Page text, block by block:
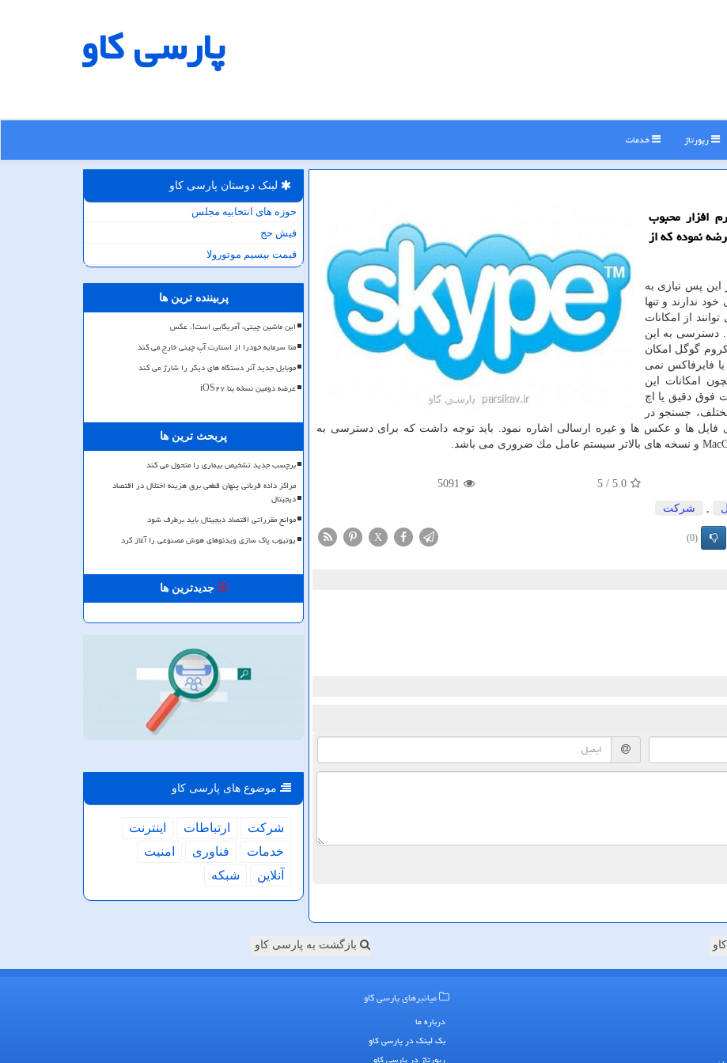
پارسی كاو
رپورتاژ خدمات
افزار محبوب
نموده كه از
این پس نیازی به
ندارند و تنها
از امكانات
دسترسی به این
كروم گوگل امكان
یا فایرفاكس نمی
امكانات این
فوق دقیق یا اچ
جستجو در
فایل ها و عكس ها و غیره ارسالی اشاره نمود. باید توجه داشت كه برای دسترسی به
5.0
/ 5
5091
شركت
(0)
X
لینک دوستان پارسی كاو
حوزه های انتخابیه مجلس
فیش حج
قیمت بیسیم موتورولا
پربیننده ترین ها
این ماشین چینی، آمریکایی است!، عکس
متا سرمایه خودرا از استارت آپ چینی خارج می کند
موبایل جدید آنر دستگاه های دیگر را شارژ می کند
عرضه دومین نسخه بتا iOS۲۷
پربحث ترین ها
برچسب جدید تشخیص بیماری را متحول می کند
مراکز داده قربانی پنهان قطعی برق هزینه اختلال در اقتصاد
دیجیتال
موانع مقرراتی اقتصاد دیجیتال باید برطرف شود
یوتیوب پاک سازی ویدئوهای هوش مصنوعی را آغاز کرد
جدیدترین ها
موضوع های پارسی كاو
شركت ارتباطات
اینترنت
خدمات
فناوری
امنیت
آنلاین
شبكه
بازگشت به پارسی کاو
میانبرهای پارسی كاو
درباره ما
بک لینک در پارسی كاو
رپورتاژ در پارسی كاو